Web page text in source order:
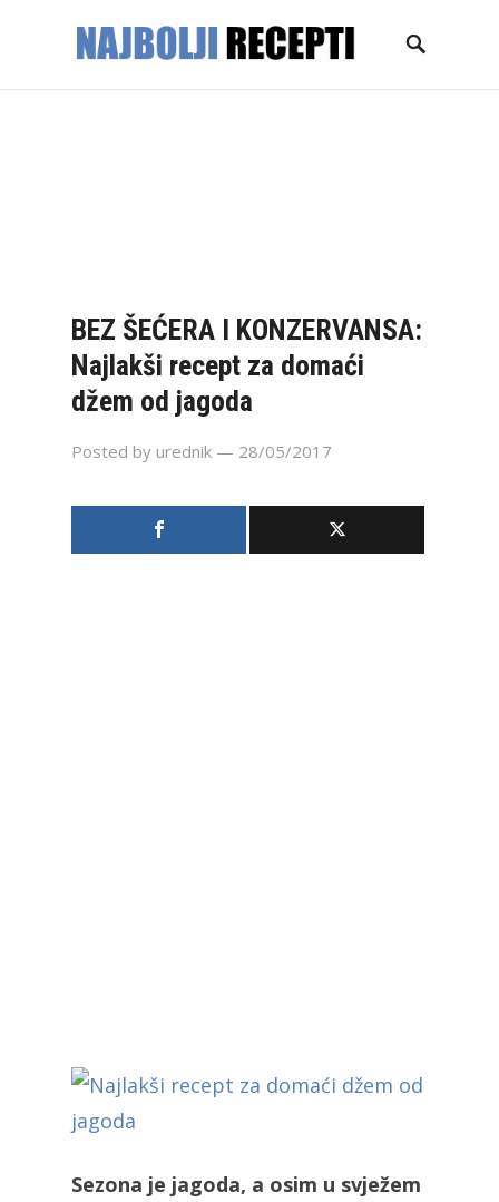
BEZ ŠEĆERA I KONZERVANSA:
Najlakši recept za domaći
džem od jagoda
Posted by urednik — 28/05/2017
Sezona je jagoda, a osim u svježem